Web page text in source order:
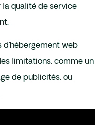
la qualité de service
d’hébergement web
limitations, comme un
de publicités, ou